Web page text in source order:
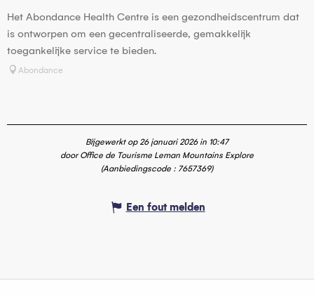
Het Abondance Health Centre is een gezondheidscentrum dat
is ontworpen om een gecentraliseerde, gemakkelijk
toegankelijke service te bieden.
Abondance
Bijgewerkt op 26 januari 2026 in 10:47
door Office de Tourisme Leman Mountains Explore
(Aanbiedingscode : 7657369)
Een fout melden